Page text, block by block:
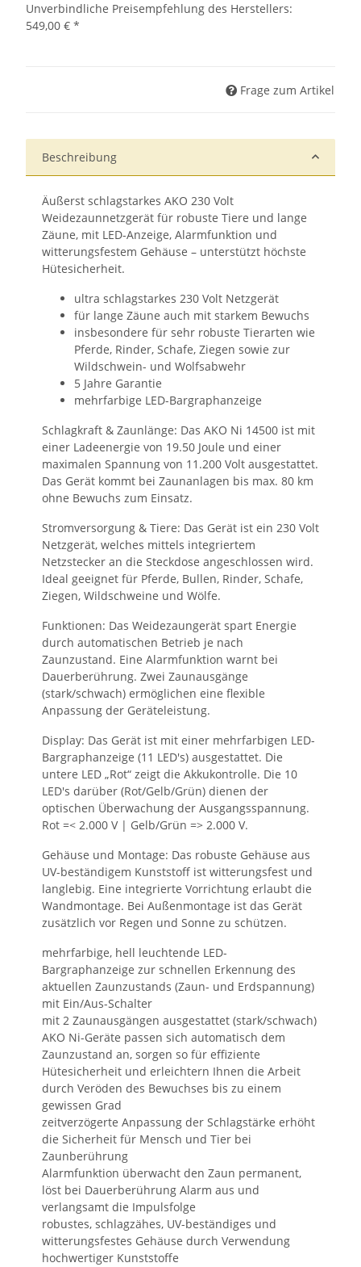
Unverbindliche Preisempfehlung des Herstellers:
549,00 € *
Frage zum Artikel
Beschreibung
Äußerst schlagstarkes AKO 230 Volt
Weidezaunnetzgerät für robuste Tiere und lange
Zäune, mit LED-Anzeige, Alarmfunktion und
witterungsfestem Gehäuse – unterstützt höchste
Hütesicherheit.
ultra schlagstarkes 230 Volt Netzgerät
für lange Zäune auch mit starkem Bewuchs
insbesondere für sehr robuste Tierarten wie
Pferde, Rinder, Schafe, Ziegen sowie zur
Wildschwein- und Wolfsabwehr
5 Jahre Garantie
mehrfarbige LED-Bargraphanzeige
Schlagkraft & Zaunlänge: Das AKO Ni 14500 ist mit
einer Ladeenergie von 19.50 Joule und einer
maximalen Spannung von 11.200 Volt ausgestattet.
Das Gerät kommt bei Zaunanlagen bis max. 80 km
ohne Bewuchs zum Einsatz.
Stromversorgung & Tiere: Das Gerät ist ein 230 Volt
Netzgerät, welches mittels integriertem
Netzstecker an die Steckdose angeschlossen wird.
Ideal geeignet für Pferde, Bullen, Rinder, Schafe,
Ziegen, Wildschweine und Wölfe.
Funktionen: Das Weidezaungerät spart Energie
durch automatischen Betrieb je nach
Zaunzustand. Eine Alarmfunktion warnt bei
Dauerberührung. Zwei Zaunausgänge
(stark/schwach) ermöglichen eine flexible
Anpassung der Geräteleistung.
Display: Das Gerät ist mit einer mehrfarbigen LED-
Bargraphanzeige (11 LED's) ausgestattet. Die
untere LED „Rot“ zeigt die Akkukontrolle. Die 10
LED's darüber (Rot/Gelb/Grün) dienen der
optischen Überwachung der Ausgangsspannung.
Rot =< 2.000 V | Gelb/Grün => 2.000 V.
Gehäuse und Montage: Das robuste Gehäuse aus
UV-beständigem Kunststoff ist witterungsfest und
langlebig. Eine integrierte Vorrichtung erlaubt die
Wandmontage. Bei Außenmontage ist das Gerät
zusätzlich vor Regen und Sonne zu schützen.
mehrfarbige, hell leuchtende LED-
Bargraphanzeige zur schnellen Erkennung des
aktuellen Zaunzustands (Zaun- und Erdspannung)
mit Ein/Aus-Schalter
mit 2 Zaunausgängen ausgestattet (stark/schwach)
AKO Ni-Geräte passen sich automatisch dem
Zaunzustand an, sorgen so für effiziente
Hütesicherheit und erleichtern Ihnen die Arbeit
durch Veröden des Bewuchses bis zu einem
gewissen Grad
zeitverzögerte Anpassung der Schlagstärke erhöht
die Sicherheit für Mensch und Tier bei
Zaunberührung
Alarmfunktion überwacht den Zaun permanent,
löst bei Dauerberührung Alarm aus und
verlangsamt die Impulsfolge
robustes, schlagzähes, UV-beständiges und
witterungsfestes Gehäuse durch Verwendung
hochwertiger Kunststoffe